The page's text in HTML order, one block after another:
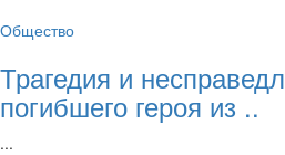
Общество
Трагедия и
погибшего героя из ..
...